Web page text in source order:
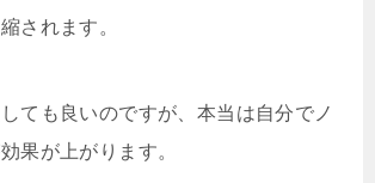
されます。
ても良いのですが、本当は自分でノ
果が上がります。